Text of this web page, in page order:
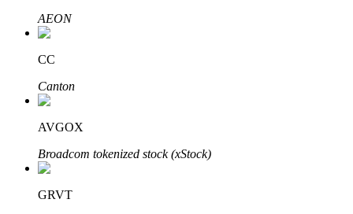
享受活期理財及長期收益
AEON
CC
Canton
AVGOX
Broadcom tokenized stock (xStock)
GRVT